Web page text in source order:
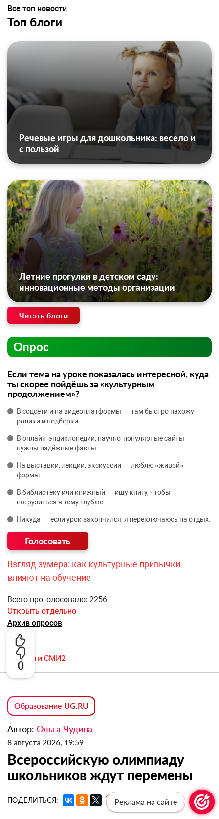
0
Все топ новости
Топ блоги
Речевые игры для дошкольника: весело и
с пользой
Летние прогулки в детском саду:
инновационные методы организации
Читать блоги
Опрос
Если тема на уроке показалась интересной, куда
ты скорее пойдёшь за «культурным
продолжением»?
В соцсети и на видеоплатформы — там быстро нахожу
ролики и подборки.
В онлайн‑энциклопедии, научно‑популярные сайты —
нужны надёжные факты.
На выставки, лекции, экскурсии — люблю «живой»
формат.
В библиотеку или книжный — ищу книгу, чтобы
погрузиться в тему глубже.
Никуда — если урок закончился, я переключаюсь на отдых.
Взгляд зумера: как культурные привычки
влияют на обучение
Всего проголосовало: 2256
Открыть отдельно
Архив опросов
Новости СМИ2
Образование UG.RU
Автор: Ольга Чудина
8 августа 2026, 19:59
Всероссийскую олимпиаду
школьников ждут перемены
ПОДЕЛИТЬСЯ: 🔗Реклама на сайте